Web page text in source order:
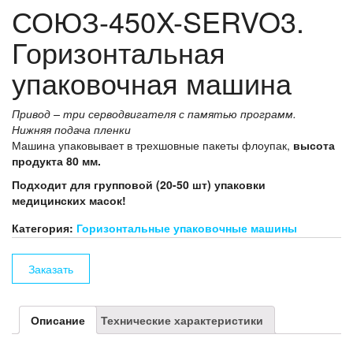
СОЮЗ-450X-SERVO3.
Горизонтальная
упаковочная машина
Привод – три серводвигателя с памятью программ.
Нижняя подача пленки
Машина упаковывает в трехшовные пакеты флоупак, высота
продукта 80 мм.
Подходит для групповой (20-50 шт) упаковки
медицинских масок!
Категория: Горизонтальные упаковочные машины
Заказать
Описание Технические характеристики